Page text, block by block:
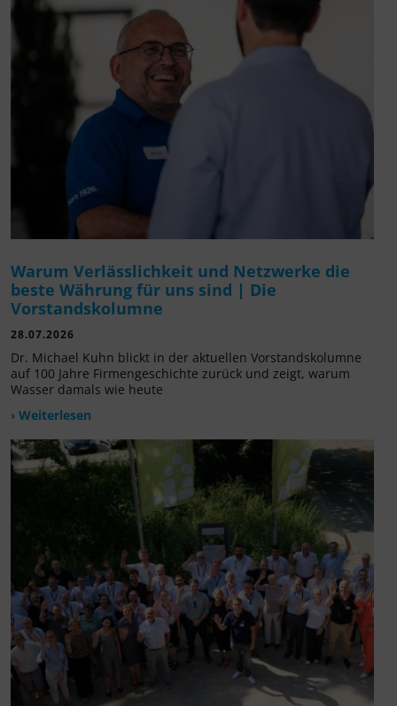
Warum Verlässlichkeit und Netzwerke die
beste Währung für uns sind | Die
Vorstandskolumne
28.07.2026
Dr. Michael Kuhn blickt in der aktuellen Vorstandskolumne
auf 100 Jahre Firmengeschichte zurück und zeigt, warum
Wasser damals wie heute
› Weiterlesen